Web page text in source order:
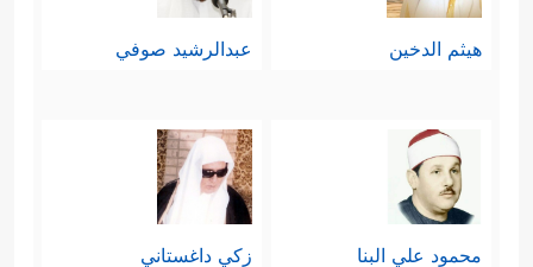
هيثم الدخين عبدالرشيد صوفي
محمود علي البنا زكي داغستاني